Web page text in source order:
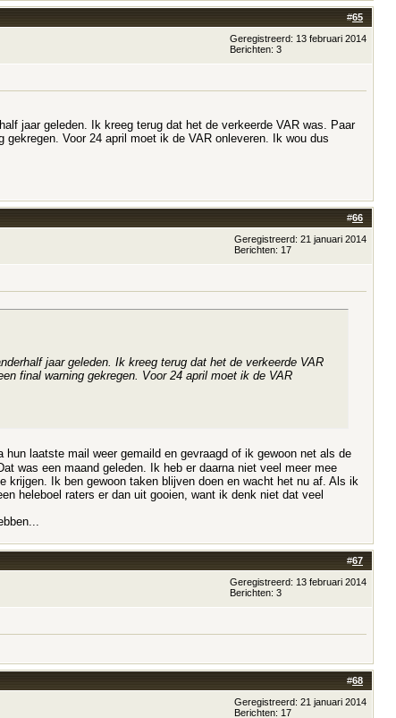
#65
Geregistreerd: 13 februari 2014
Berichten: 3
jaar geleden. Ik kreeg terug dat het de verkeerde VAR was. Paar
Voor 24 april moet ik de VAR onleveren. Ik wou dus
#66
Geregistreerd: 21 januari 2014
Berichten: 17
jaar geleden. Ik kreeg terug dat het de verkeerde VAR
final warning gekregen. Voor 24 april moet ik de VAR
laatste mail weer gemaild en gevraagd of ik gewoon net als de
was een maand geleden. Ik heb er daarna niet veel meer mee
krijgen. Ik ben gewoon taken blijven doen en wacht het nu af. Als ik
heleboel raters er dan uit gooien, want ik denk niet dat veel
#67
Geregistreerd: 13 februari 2014
Berichten: 3
#68
Geregistreerd: 21 januari 2014
Berichten: 17